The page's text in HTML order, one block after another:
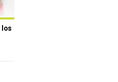
los